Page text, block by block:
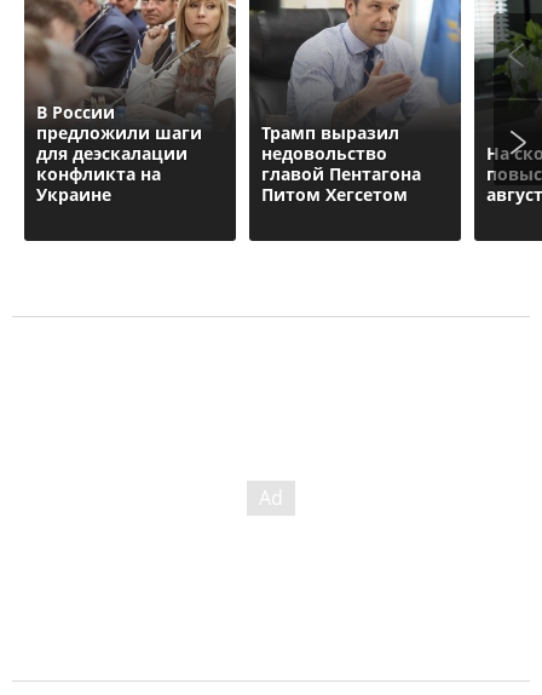
В России
предложили шаги
для деэскалации
конфликта на
Украине
Трамп выразил
недовольство
главой Пентагона
Питом Хегсетом
На